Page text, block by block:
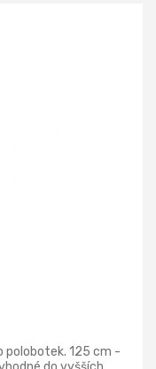
polobotek. 125 cm -